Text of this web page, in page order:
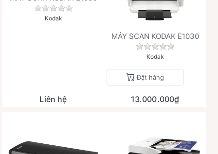
Chưa có đánh giá nào cho sản phẩm này.
Kodak
Liên hệ
MÁY SCAN KODAK E1030
Chưa có đánh giá
Kodak
Đặt hàng
13.000.000₫